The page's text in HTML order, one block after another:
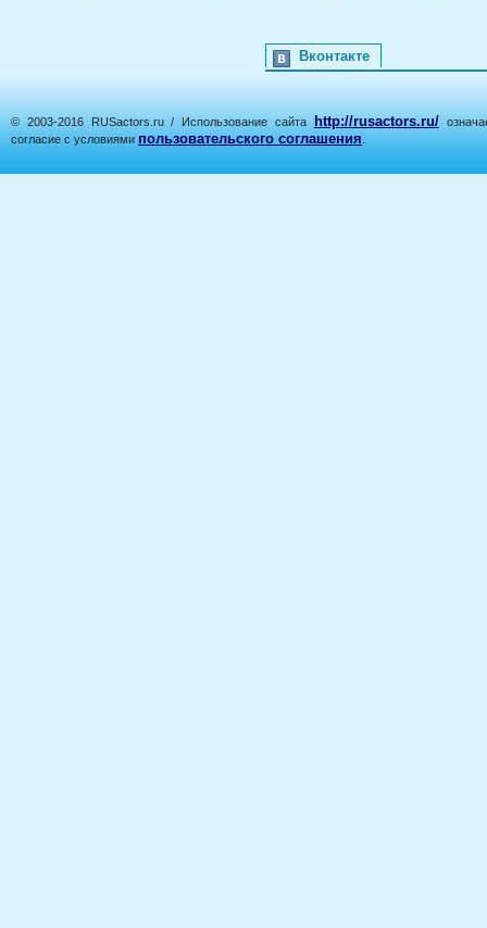
Вконтакте
© 2003-2016 RUSactors.ru / Использование сайта http://rusactors.ru/
согласие с условиями пользовательского соглашения